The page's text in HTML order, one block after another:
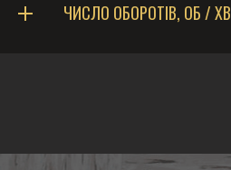
ЧИСЛО ОБОРОТІВ, ОБ / ХВ